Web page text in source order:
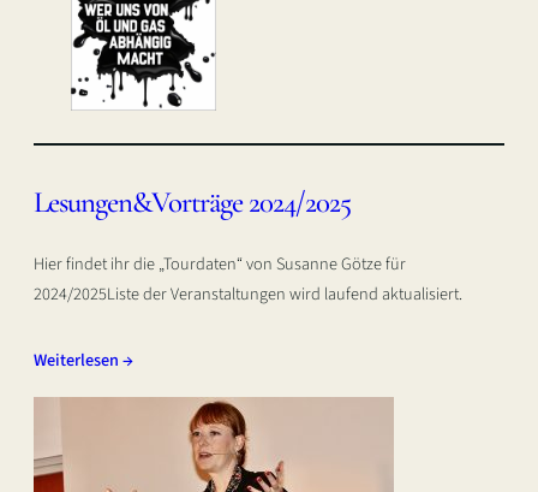
Lesungen&Vorträge 2024/2025
Hier findet ihr die „Tourdaten“ von Susanne Götze für
2024/2025Liste der Veranstaltungen wird laufend aktualisiert.
Weiterlesen →